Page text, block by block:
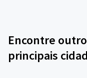
Encontre
principais